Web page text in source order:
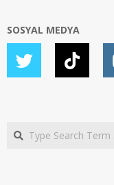
SOSYAL MEDYA
Search